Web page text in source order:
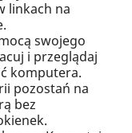
linkach na
swojego
i przeglądaj
komputera.
pozostań na
bez